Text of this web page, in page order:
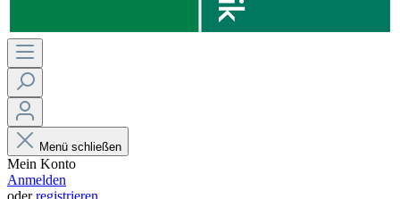
Menü schließen
Mein Konto
Anmelden
oderregistrieren